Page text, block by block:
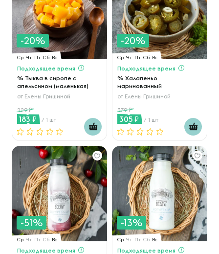
-20%
Ср Чт Пт Сб Вс
Подходящее время
% Тыква в сиропе с
апельсином (маленькая)
от Елены Гришиной
229
183 / 1 шт
-20%
Ср Чт Пт Сб Вс
Подходящее время
% Халапеньо
маринованный
от Елены Гришиной
379
305 / 1 шт
-51%
Ср Чт Пт Сб Вс
Подходящее время
-13%
Ср Чт Пт Сб Вс
Подходящее время